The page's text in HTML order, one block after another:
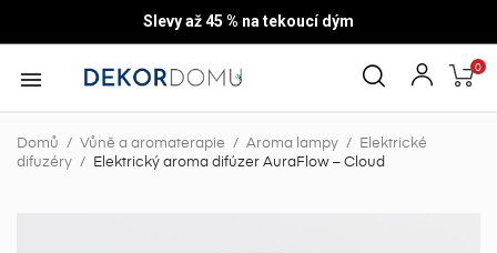
Slevy až 45 % na tekoucí dým
 0
Domů Vůně a aromaterapie Aroma lampy
Elektrické
difuzéry
Elektrický aroma difúzer AuraFlow – Cloud